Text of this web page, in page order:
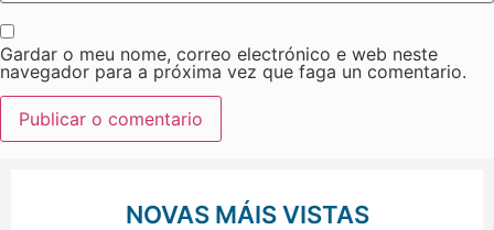
Gardar o meu nome, correo electrónico e web neste
navegador para a próxima vez que faga un comentario.
NOVAS MÁIS VISTAS